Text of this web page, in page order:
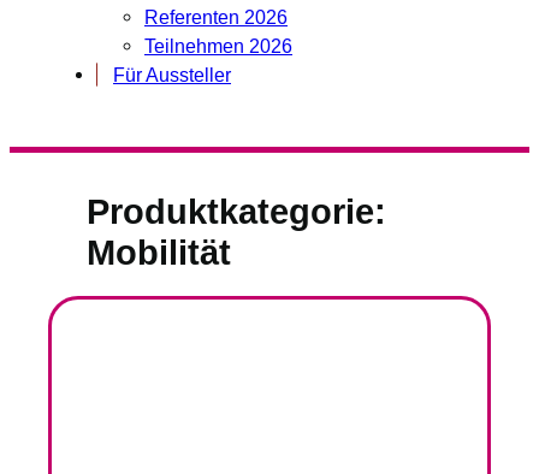
Referenten 2026
Teilnehmen 2026
Für Aussteller
Produktkategorie:
Mobilität